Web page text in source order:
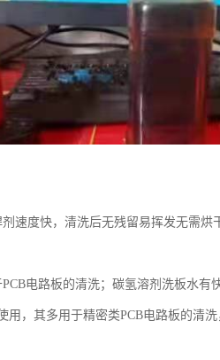
速度快，清洗后无残留易挥发无需烘
电路板的清洗；碳氢溶剂洗板水有
，其多用于精密类PCB电路板的清洗